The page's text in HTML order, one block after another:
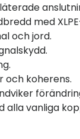
med
och jord.
och koherens.
vanliga